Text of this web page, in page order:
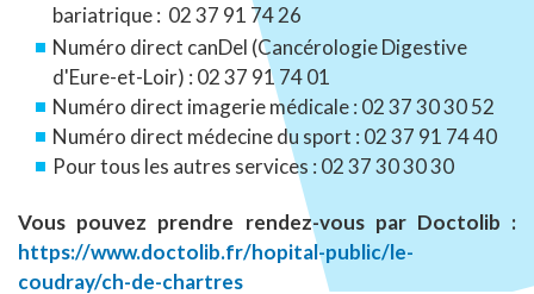
bariatrique : 02 37 91 74 26
Numéro direct canDel (Cancérologie Digestive
d'Eure-et-Loir) : 02 37 91 74 01
Numéro direct imagerie médicale : 02 37 30 30 52
Numéro direct médecine du sport : 02 37 91 74 40
Pour tous les autres services : 02 37 30 30 30
Vous pouvez prendre rendez-vous par Doctolib :
https://www.doctolib.fr/hopital-public/le-
coudray/ch-de-chartres